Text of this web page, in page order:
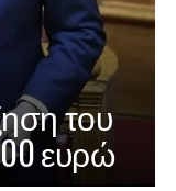
του
ευρώ